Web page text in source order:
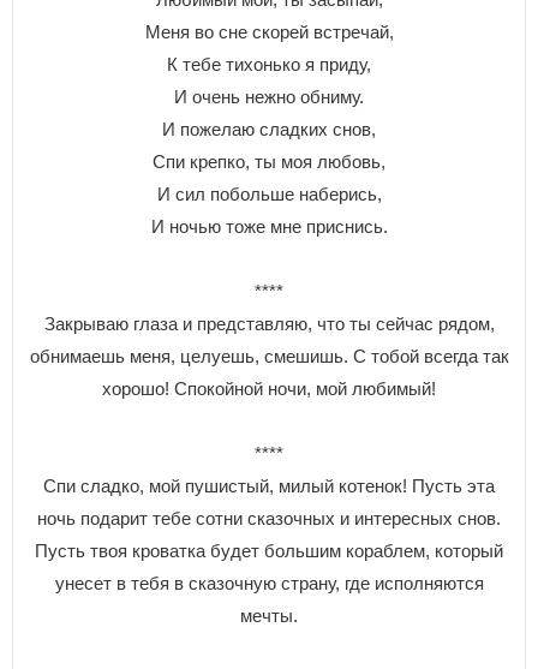
Меня во сне скорей встречай,
К тебе тихонько я приду,
И очень нежно обниму.
И пожелаю сладких снов,
Спи крепко, ты моя любовь,
И сил побольше наберись,
И ночью тоже мне приснись.
****
Закрываю глаза и представляю, что ты сейчас рядом,
обнимаешь меня, целуешь, смешишь. С тобой всегда так
хорошо! Спокойной ночи, мой любимый!
****
Спи сладко, мой пушистый, милый котенок! Пусть эта
ночь подарит тебе сотни сказочных и интересных снов.
Пусть твоя кроватка будет большим кораблем, который
унесет в тебя в сказочную страну, где исполняются
мечты.